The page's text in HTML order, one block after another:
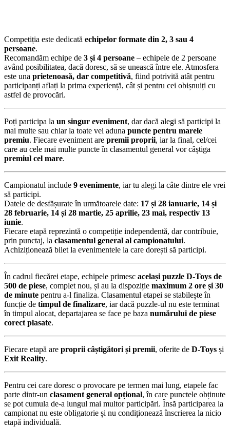
Competiția este dedicată echipelor formate din 2, 3 sau 4
persoane.
Recomandăm echipe de 3 și 4 persoane – echipele de 2 persoane
având posibilitatea, dacă doresc, să se unească între ele. Atmosfera
este una prietenoasă, dar competitivă, fiind potrivită atât pentru
participanți aflați la prima experiență, cât și pentru cei obișnuiți cu
astfel de provocări.
Poți participa la un singur eveniment, dar dacă alegi să participi la
mai multe sau chiar la toate vei aduna puncte pentru marele
premiu. Fiecare eveniment are premii proprii, iar la final, cel/cei
care au cele mai multe puncte în clasamentul general vor câștiga
premiul cel mare.
Campionatul include 9 evenimente, iar tu alegi la câte dintre ele vrei
să participi.
Datele de desfășurate în următoarele date: 17 și 28 ianuarie, 14 și
28 februarie, 14 și 28 martie, 25 aprilie, 23 mai, respectiv 13
iunie.
Fiecare etapă reprezintă o competiție independentă, dar contribuie,
prin punctaj, la clasamentul general al campionatului.
Achiziționează bilet la evenimentele la care dorești să participi.
În cadrul fiecărei etape, echipele primesc același puzzle D-Toys de
500 de piese, complet nou, și au la dispoziție maximum 2 ore și 30
de minute pentru a-l finaliza. Clasamentul etapei se stabilește în
funcție de timpul de finalizare, iar dacă puzzle-ul nu este terminat
în timpul alocat, departajarea se face pe baza numărului de piese
corect plasate.
Fiecare etapă are proprii câștigători și premii, oferite de D-Toys și
Exit Reality.
Pentru cei care doresc o provocare pe termen mai lung, etapele fac
parte dintr-un clasament general opțional, în care punctele obținute
se pot cumula de-a lungul mai multor participări. Însă participarea la
campionat nu este obligatorie și nu condiționează înscrierea la nicio
etapă individuală.